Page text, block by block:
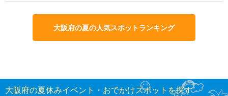
大阪府の夏の人気スポットランキング
大阪府の夏休みイベント・おでかけスポットを探す